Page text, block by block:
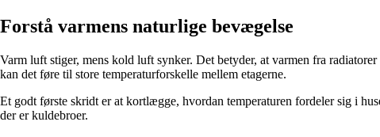
Forstå varmens naturlige bevægelse
Varm luft stiger, mens kold luft synker. Det betyder, at varmen fra
kan det føre til store temperaturforskelle mellem etagerne.
Et godt første skridt er at kortlægge, hvordan temperaturen fordeler sig i
der er kuldebroer.